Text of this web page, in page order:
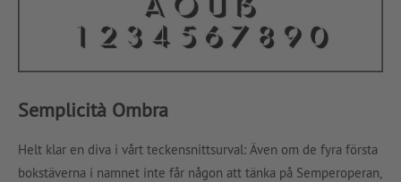
Semplicità Ombra
Helt klar en diva i vårt teckensnittsurval: Även om de fyra första
bokstäverna i namnet inte får någon att tänka på Semperoperan,